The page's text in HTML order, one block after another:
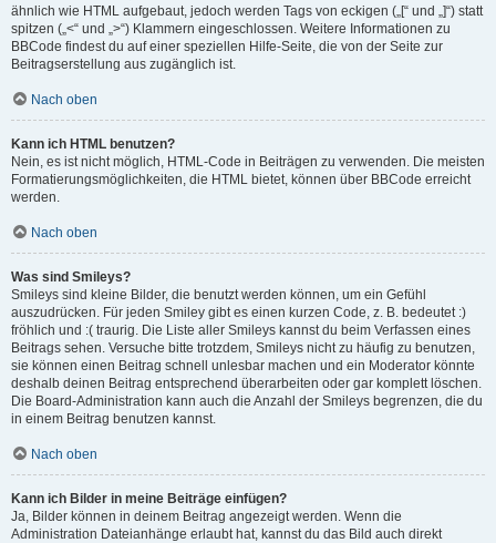
ähnlich wie HTML aufgebaut, jedoch werden Tags von eckigen („[“ und „]“) statt
spitzen („<“ und „>“) Klammern eingeschlossen. Weitere Informationen zu
BBCode findest du auf einer speziellen Hilfe-Seite, die von der Seite zur
Beitragserstellung aus zugänglich ist.
Nach oben
Kann ich HTML benutzen?
Nein, es ist nicht möglich, HTML-Code in Beiträgen zu verwenden. Die meisten
Formatierungsmöglichkeiten, die HTML bietet, können über BBCode erreicht
werden.
Nach oben
Was sind Smileys?
Smileys sind kleine Bilder, die benutzt werden können, um ein Gefühl
auszudrücken. Für jeden Smiley gibt es einen kurzen Code, z. B. bedeutet :)
fröhlich und :( traurig. Die Liste aller Smileys kannst du beim Verfassen eines
Beitrags sehen. Versuche bitte trotzdem, Smileys nicht zu häufig zu benutzen,
sie können einen Beitrag schnell unlesbar machen und ein Moderator könnte
deshalb deinen Beitrag entsprechend überarbeiten oder gar komplett löschen.
Die Board-Administration kann auch die Anzahl der Smileys begrenzen, die du
in einem Beitrag benutzen kannst.
Nach oben
Kann ich Bilder in meine Beiträge einfügen?
Ja, Bilder können in deinem Beitrag angezeigt werden. Wenn die
Administration Dateianhänge erlaubt hat, kannst du das Bild auch direkt